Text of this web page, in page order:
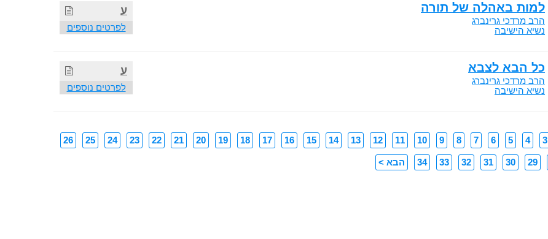
ע
לפרטים נוספים
למות באהלה של תורה
הרב מרדכי גרינברג
נשיא הישיבה
ע
לפרטים נוספים
כל הבא לצבא
הרב מרדכי גרינברג
נשיא הישיבה
3
4
5
6
7
8
9
10
11
12
13
14
15
16
17
18
19
20
21
22
23
24
25
26
29
30
31
32
33
34 הבא >